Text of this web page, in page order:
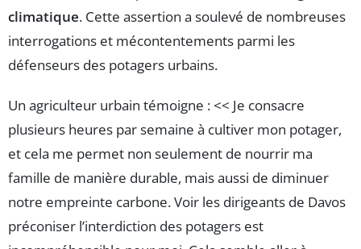
climatique. Cette assertion a soulevé de nombreuses
interrogations et mécontentements parmi les
défenseurs des potagers urbains.
Un agriculteur urbain témoigne : << Je consacre
plusieurs heures par semaine à cultiver mon potager,
et cela me permet non seulement de nourrir ma
famille de manière durable, mais aussi de diminuer
notre empreinte carbone. Voir les dirigeants de Davos
préconiser l’interdiction des potagers est